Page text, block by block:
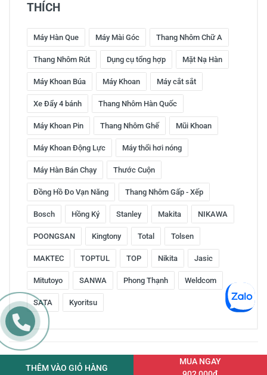
THÍCH
Máy Hàn Que Máy Mài Góc Thang Nhôm Chữ A
Thang Nhôm Rút Dụng cụ tổng hợp Mặt Nạ Hàn
Máy Khoan Búa Máy Khoan Máy cắt sắt
Xe Đẩy 4 bánh Thang Nhôm Hàn Quốc
Máy Khoan Pin Thang Nhôm Ghế Mũi Khoan
Máy Khoan Động Lực Máy thổi hơi nóng
Máy Hàn Bán Chạy Thước Cuộn
Đồng Hồ Đo Vạn Năng Thang Nhôm Gấp - Xếp
Bosch Hồng Ký Stanley Makita NIKAWA
POONGSAN Kingtony Total Tolsen
MAKTEC TOPTUL TOP Nikita Jasic
Mitutoyo SANWA Phong Thạnh Weldcom
SATA Kyoritsu
Copyright © 2016 by ketnoitieudung.vn. All rights reserved
THÊM VÀO GIỎ HÀNG
MUA NGAY